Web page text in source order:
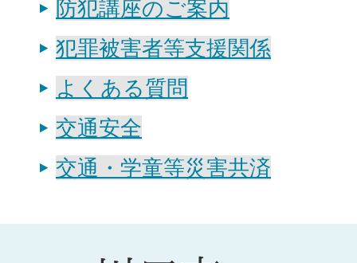
防犯講座のご案内
犯罪被害者等支援関係
よくある質問
交通安全
交通・学童等災害共済